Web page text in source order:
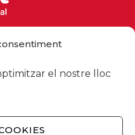
el nostre lloc